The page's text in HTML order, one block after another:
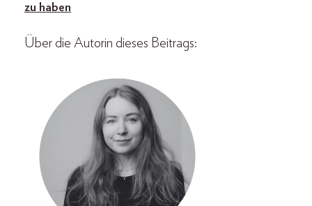
zu haben
Über die Autorin dieses Beitrags: